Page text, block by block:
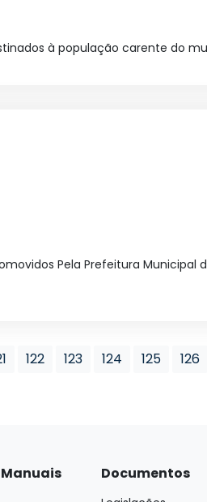
à população carente do
Pela Prefeitura Municipal
122 123 124 125 126
Manuais Documentos